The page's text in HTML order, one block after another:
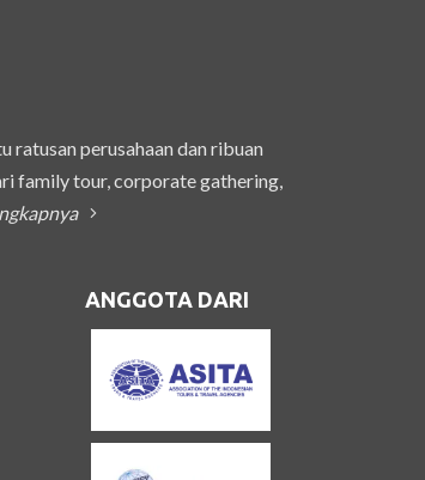
perusahaan dan ribuan
family tour, corporate gathering,
ANGGOTA DARI